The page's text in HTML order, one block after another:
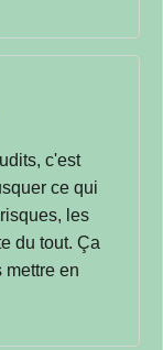
c'est
ce qui
les
du tout. Ça
mettre en